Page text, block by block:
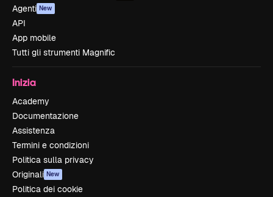
Agenti New
API
App mobile
Tutti gli strumenti Magnific
Inizia
Academy
Documentazione
Assistenza
Termini e condizioni
Politica sulla privacy
Originali New
Politica dei cookie